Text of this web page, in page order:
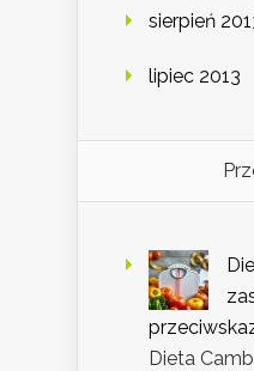
sierpień
lipiec 2013
Dieta